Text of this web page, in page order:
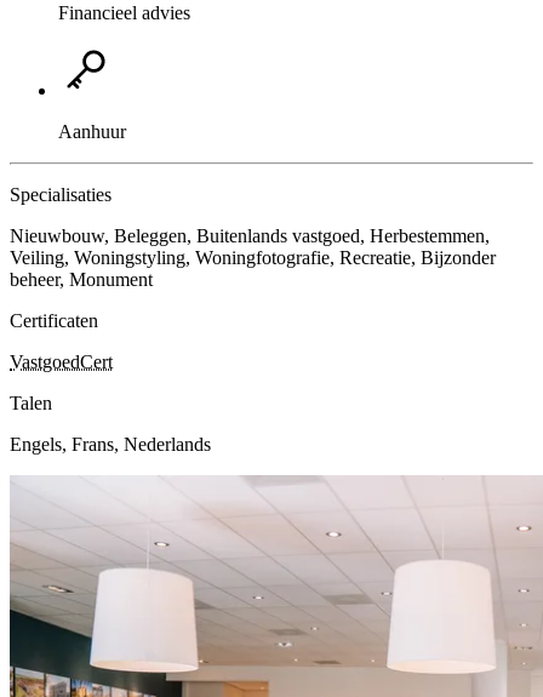
Financieel advies
Aanhuur
Specialisaties
Nieuwbouw, Beleggen, Buitenlands vastgoed, Herbestemmen,
Veiling, Woningstyling, Woningfotografie, Recreatie, Bijzonder
beheer, Monument
Certificaten
VastgoedCert
Talen
Engels, Frans, Nederlands